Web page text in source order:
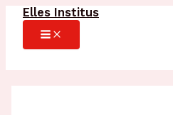
Aller
contenu
Elles Institus
MAIN
MENU